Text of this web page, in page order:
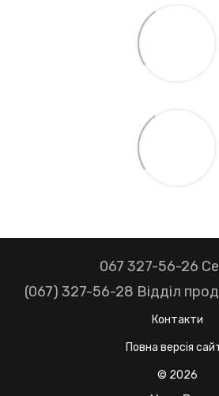
067 327-56-26
(067) 327-56-28 Відділ
Контакти
Повна версія
© 2026